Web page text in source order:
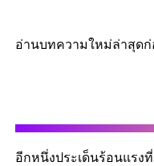
อ่านบทความใหม่ล่าสุดก่
อีกหนึ่งประเด็นร้อนแรง